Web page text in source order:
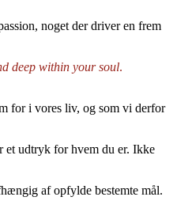
noget der driver en frem
deep within your soul.
for i vores liv, og som vi derfor
et udtryk for hvem du er. Ikke
af opfylde bestemte mål.